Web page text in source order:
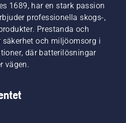
1689, har en stark passion
professionella skogs-,
Prestanda och
och miljöomsorg i
där batterilösningar
vägen.